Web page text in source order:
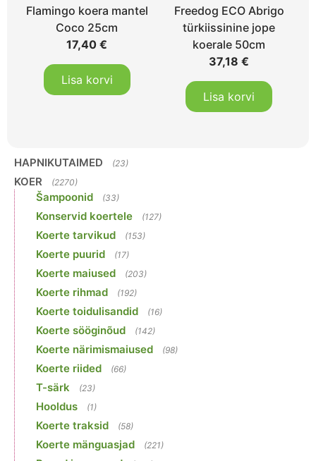
Flamingo koera mantel
Coco 25cm
17,40€
Lisa korvi
Freedog ECO Abrigo
türkiissinine jope
koerale 50cm
37,18€
Lisa korvi
HAPNIKUTAIMED (23)
KOER (2270)
Šampoonid (33)
Konservid koertele (127)
Koerte tarvikud (153)
Koerte puurid (17)
Koerte maiused (203)
Koerte rihmad (192)
Koerte toidulisandid (16)
Koerte sööginõud (142)
Koerte närimismaiused (98)
Koerte riided (66)
T-särk (23)
Hooldus (1)
Koerte traksid (58)
Koerte mänguasjad (221)